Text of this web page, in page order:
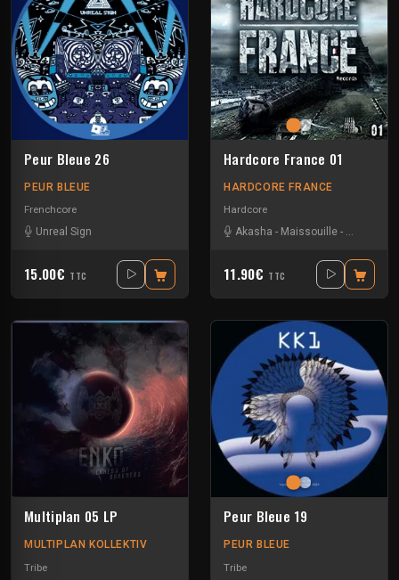
Peur Bleue 26
PEUR BLEUE
Frenchcore
Unreal Sign
15.00€ TTC
Hardcore France 01
HARDCORE FRANCE
Hardcore
Akasha - Maissouille - The
11.90€ TTC
Multiplan 05 LP
MULTIPLAN KOLLEKTIV
Tribe
Peur Bleue 19
PEUR BLEUE
Tribe